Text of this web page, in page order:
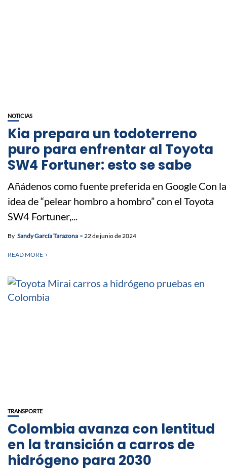
NOTICIAS
Kia prepara un todoterreno
puro para enfrentar al Toyota
SW4 Fortuner: esto se sabe
Añádenos como fuente preferida en Google Con la
idea de “pelear hombro a hombro” con el Toyota
SW4 Fortuner,...
By Sandy García Tarazona 22 de junio de 2024
READ MORE
TRANSPORTE
Colombia avanza con lentitud
en la transición a carros de
hidrógeno para 2030